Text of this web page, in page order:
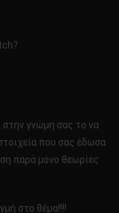
στην γνώμη σας το να
που σας έδωσα
παρά μόνο θεωρίες
στο θέμα!!!!